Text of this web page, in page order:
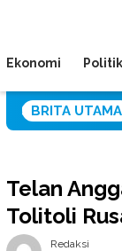
Mobile
Ekonomi Politik
BRITA UTAMA
Tersangka
Telan
Tolitoli
Redaksi